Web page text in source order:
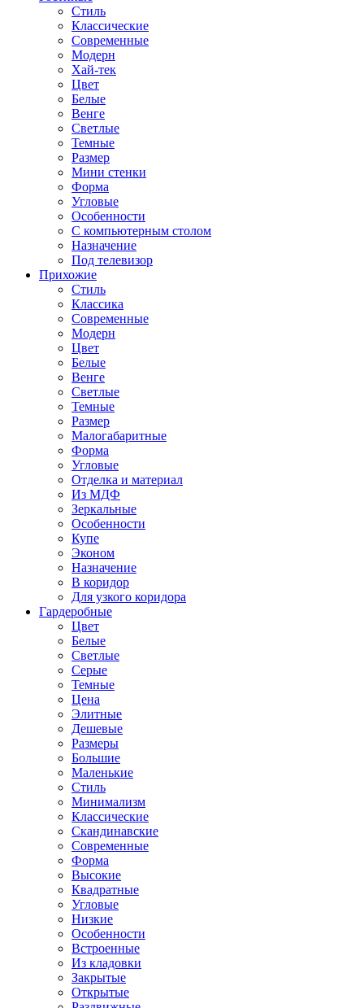
Стиль
Классические
Современные
Модерн
Хай-тек
Цвет
Белые
Венге
Светлые
Темные
Размер
Мини стенки
Форма
Угловые
Особенности
С компьютерным столом
Назначение
Под телевизор
Прихожие
Стиль
Классика
Современные
Модерн
Цвет
Белые
Венге
Светлые
Темные
Размер
Малогабаритные
Форма
Угловые
Отделка и материал
Из МДФ
Зеркальные
Особенности
Купе
Эконом
Назначение
В коридор
Для узкого коридора
Гардеробные
Цвет
Белые
Светлые
Серые
Темные
Цена
Элитные
Дешевые
Размеры
Большие
Маленькие
Стиль
Минимализм
Классические
Скандинавские
Современные
Форма
Высокие
Квадратные
Угловые
Низкие
Особенности
Встроенные
Из кладовки
Закрытые
Открытые